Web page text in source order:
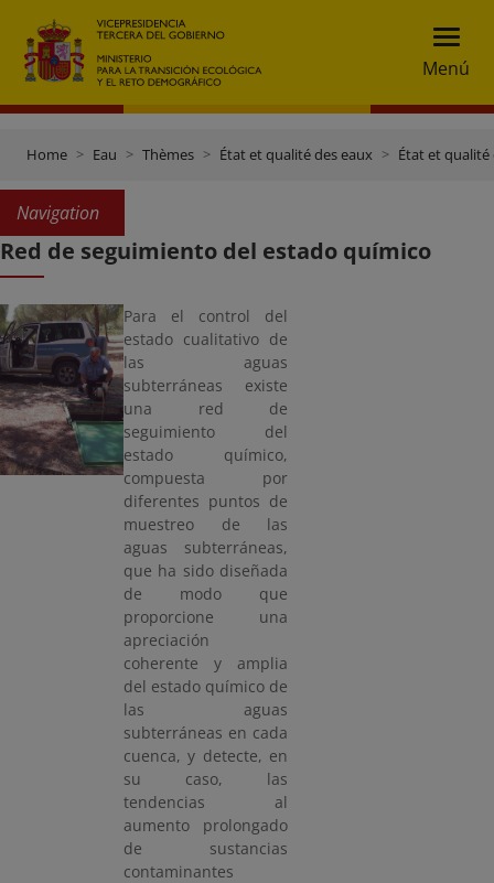
Menú
Home Eau Thèmes État et qualité des eaux État et
Navigation
Red de seguimiento del estado químico
Para el control del
estado cualitativo de
las aguas
subterráneas existe
una red de
seguimiento del
estado químico,
compuesta por
diferentes puntos de
muestreo de las
aguas subterráneas,
que ha sido diseñada
de modo que
proporcione una
apreciación
coherente y amplia
del estado químico de
las aguas
subterráneas en cada
cuenca, y detecte, en
su caso, las
tendencias al
aumento prolongado
de sustancias
contaminantes